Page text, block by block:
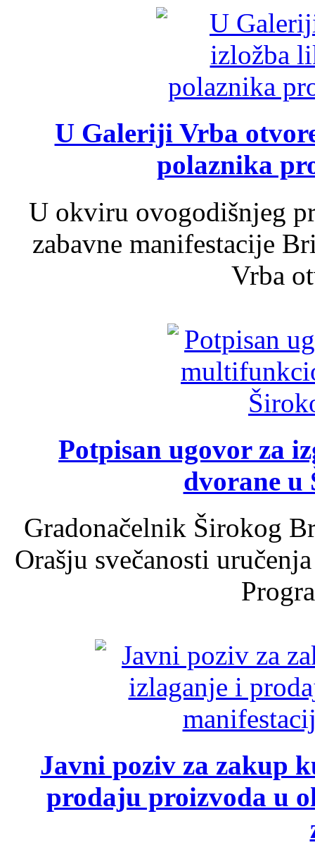
U Galeriji Vrba
polaznika
U okviru ovogodišnjeg
zabavne manifestacije
Vrba
Potpisan ugovor za
dvorane u
Gradonačelnik Širokog
Orašju svečanosti
Javni poziv za zakup
prodaju proizvoda u